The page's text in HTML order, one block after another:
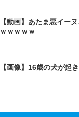
【動画】あたま悪イー
ｗｗｗｗｗ
【画像】16歳の犬が起
ベ
【画